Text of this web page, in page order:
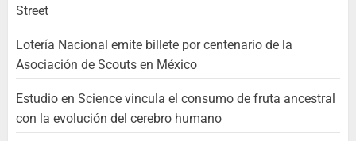
Street
Lotería Nacional emite billete por centenario de la
Asociación de Scouts en México
Estudio en Science vincula el consumo de fruta ancestral
con la evolución del cerebro humano